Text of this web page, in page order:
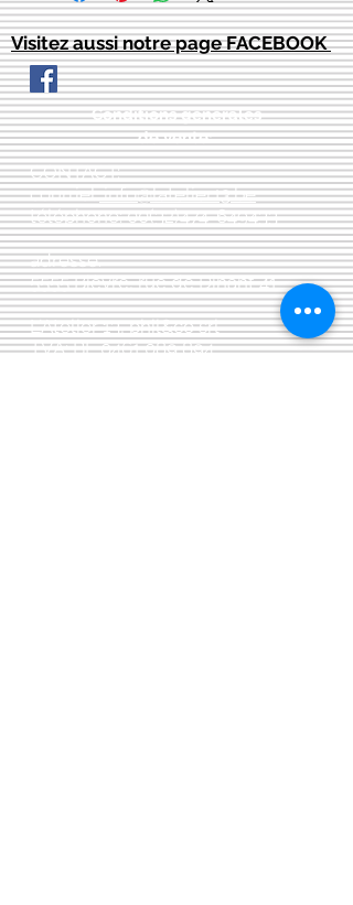
Visitez aussi notre page FACEBOOK
Conditions générales
de vente::
CONTACT:
courriel:info@latelier13.be
téléphone:00(32)474-649433
adresse:
5555 Bièvre, rue de Dinant 41
L'Atelier 13, phil&co srl
TVA: BE0461 089 894